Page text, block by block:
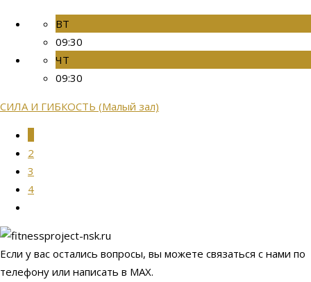
ВТ
09:30
ЧТ
09:30
СИЛА И ГИБКОСТЬ (Малый зал)
2
3
4
Если у вас остались вопросы, вы можете связаться с нами по
телефону или написать в МАХ.